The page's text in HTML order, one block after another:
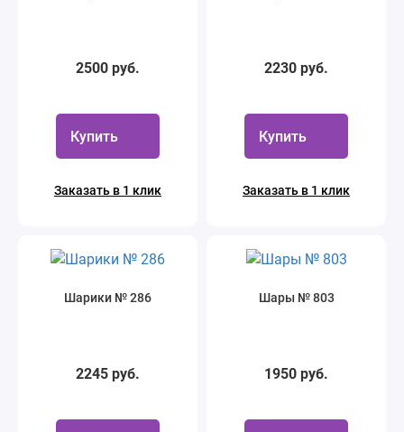
2500 руб.
Купить
Заказать в 1 клик
2230 руб.
Купить
Заказать в 1 клик
Шарики № 286
2245 руб.
Шары № 803
1950 руб.